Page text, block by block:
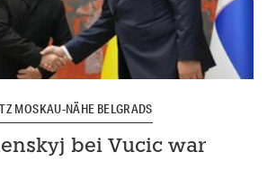
MOSKAU-NÄHE BELGRADS
bei Vucic war